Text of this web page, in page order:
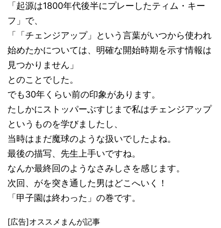
「起源は1800年代後半にプレーしたティム・キー
フ」で、
「「チェンジアップ」という言葉がいつから使われ
始めたかについては、明確な開始時期を示す情報は
見つかりません」
とのことでした。
でも30年くらい前の印象があります。
たしかにストッパーぶすじまで私はチェンジアップ
というものを学びましたし、
当時はまだ魔球のような扱いでしたよね。
最後の描写、先生上手いですね。
なんか最終回のようなさみしさを感じます。
次回、がを突き通した男はどこへいく！
「甲子園は終わった」の巻です。
[広告]オススメまんが記事